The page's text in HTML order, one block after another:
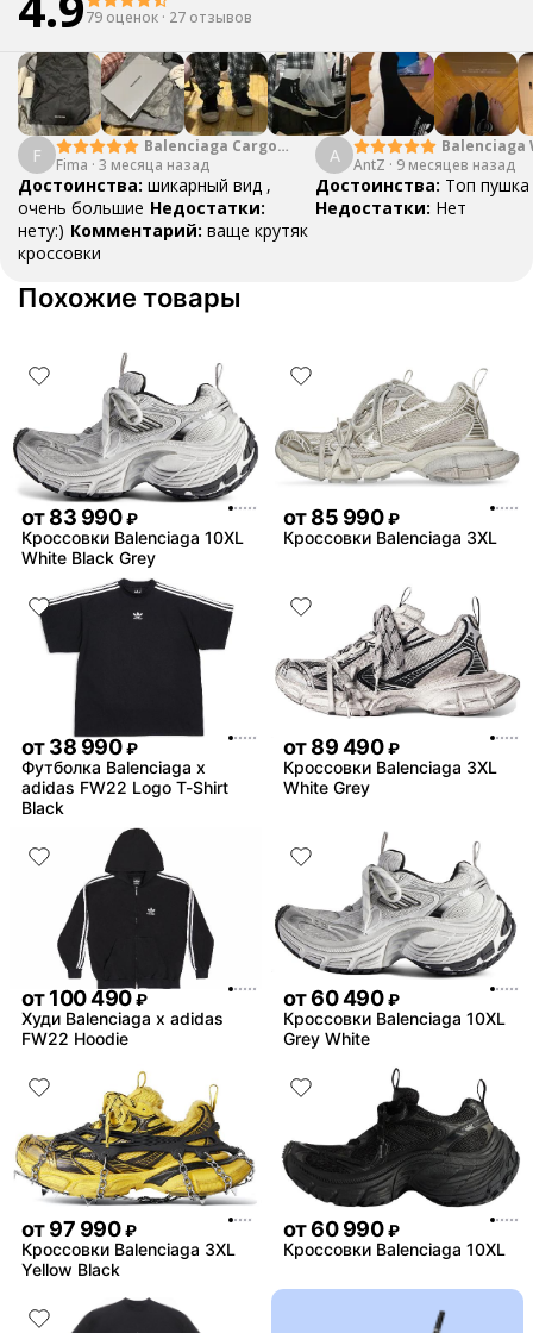
79 оценок · 27 отзывов
F
Balenciaga Cargo
Low White Grey
Fima · 3 месяца назад
Достоинства: шикарный вид ,
очень большие Недостатки:
нету:) Комментарий: ваще крутяк
кроссовки
A
Balenciaga
AntZ · 9 месяцев назад
Достоинства: Топ
Недостатки: Нет
Похожие товары
от83 990 ₽
Кроссовки Balenciaga 10XL
White Black Grey
от85 990 ₽
Кроссовки Balenciaga 3XL
от38 990 ₽
Футболка Balenciaga x
adidas FW22 Logo T-Shirt
Black
от89 490 ₽
Кроссовки Balenciaga 3XL
White Grey
от100 490 ₽
Худи Balenciaga x adidas
FW22 Hoodie
от60 490 ₽
Кроссовки Balenciaga 10XL
Grey White
от97 990 ₽
Кроссовки Balenciaga 3XL
Yellow Black
от60 990 ₽
Кроссовки Balenciaga 10XL